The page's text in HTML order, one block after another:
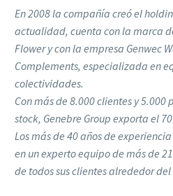
En 2008 la compañía creó el
actualidad, cuenta con la marca
Flower y con la empresa Genwec
Complements, especializada en
colectividades.
Con más de 8.000 clientes y
stock, Genebre Group exporta el
Los más de 40 años de
en un experto equipo de más de
de todos sus clientes alrededor